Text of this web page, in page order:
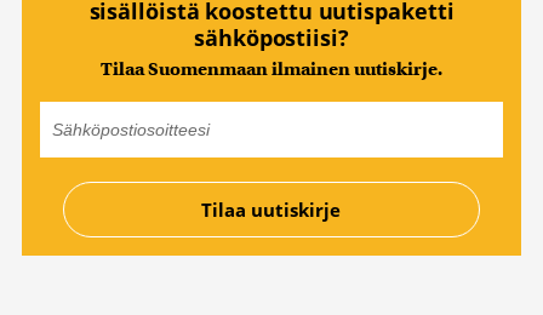
sisällöistä koostettu uutispaketti
sähköpostiisi?
Tilaa Suomenmaan ilmainen uutiskirje.